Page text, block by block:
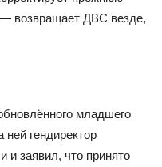
возвращает ДВС везде,
младшего
ней гендиректор
и заявил, что принято